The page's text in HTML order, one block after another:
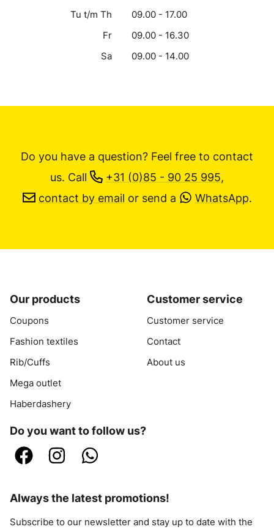
Tu t/m Th
09.00 - 17.00
Fr
09.00 - 16.30
Sa
09.00 - 14.00
Do you have a question? Feel free to contact
us. Call +31 (0)85 - 90 25 995,
contact by email or send a WhatsApp.
Our products
Coupons
Fashion textiles
Rib/Cuffs
Mega outlet
Haberdashery
Customer service
Customer service
Contact
About us
Do you want to follow us?
Always the latest promotions!
Subscribe to our newsletter and stay up to date with the